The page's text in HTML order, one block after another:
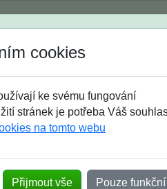
Jak si vybrat
maturanti soutěže
po skutečných
cookies
ke svému fungování
stránek je potřeba Váš
na tomto webu
Přijmout vše Pouze funkční